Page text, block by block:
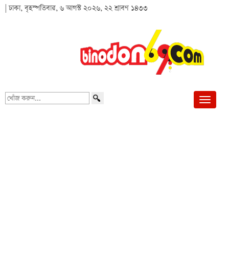
| ঢাকা, বৃহস্পতিবার, ৬ আগস্ট ২০২৬, ২২ শ্রাবণ ১৪৩৩
খোঁজ